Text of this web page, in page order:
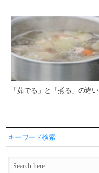
「茹でる」と「煮る」の違い
キーワード検索